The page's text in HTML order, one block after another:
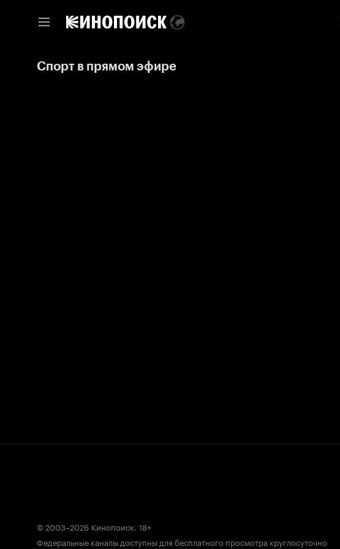
Спорт в прямом эфире
© 2003–2026 Кинопоиск. 18+
Федеральные каналы доступны для бесплатного просмотра круглосуточно